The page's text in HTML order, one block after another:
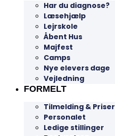
Har du diagnose?
Læsehjælp
Lejrskole
Åbent Hus
Majfest
Camps
Nye elevers dage
Vejledning
FORMELT
Tilmelding & Priser
Personalet
Ledige stillinger